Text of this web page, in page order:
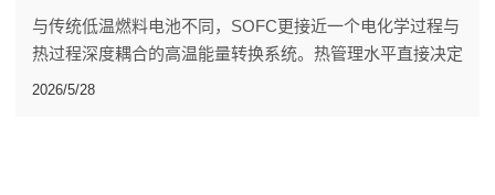
与传统低温燃料电池不同，SOFC更接近一个电化学过程与
热过程深度耦合的高温能量转换系统。热管理水平直接决定
着系统整体性能。
2026/5/28